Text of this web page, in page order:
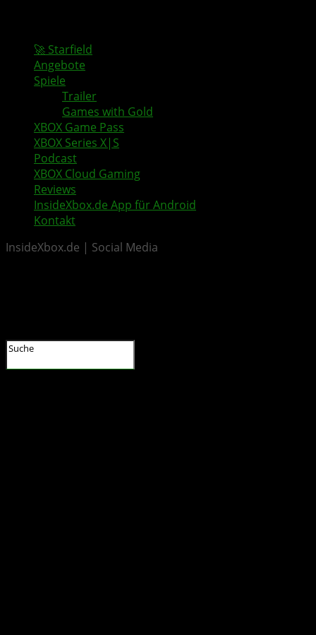
🚀 Starfield
Angebote
Spiele
Trailer
Games with Gold
XBOX Game Pass
XBOX Series X|S
Podcast
XBOX Cloud Gaming
Reviews
InsideXbox.de App für Android
Kontakt
InsideXbox.de | Social Media